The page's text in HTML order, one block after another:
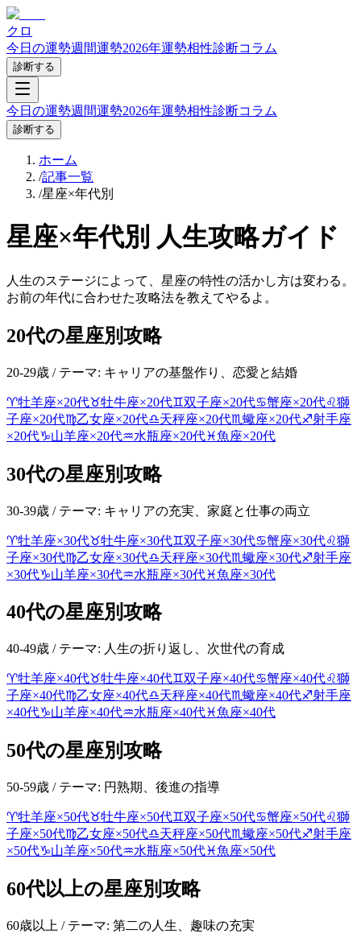
クロ
今日の運勢週間運勢2026年運勢相性診断コラム
診断する
今日の運勢週間運勢2026年運勢相性診断コラム
診断する
ホーム
/記事一覧
/星座×年代別
星座×年代別 人生攻略ガイド
人生のステージによって、星座の特性の活かし方は変わる。
お前の年代に合わせた攻略法を教えてやるよ。
20代の星座別攻略
20-29歳 / テーマ: キャリアの基盤作り、恋愛と結婚
♈牡羊座×20代♉牡牛座×20代♊双子座×20代♋蟹座×20代♌獅
子座×20代♍乙女座×20代♎天秤座×20代♏蠍座×20代♐射手座
×20代♑山羊座×20代♒水瓶座×20代♓魚座×20代
30代の星座別攻略
30-39歳 / テーマ: キャリアの充実、家庭と仕事の両立
♈牡羊座×30代♉牡牛座×30代♊双子座×30代♋蟹座×30代♌獅
子座×30代♍乙女座×30代♎天秤座×30代♏蠍座×30代♐射手座
×30代♑山羊座×30代♒水瓶座×30代♓魚座×30代
40代の星座別攻略
40-49歳 / テーマ: 人生の折り返し、次世代の育成
♈牡羊座×40代♉牡牛座×40代♊双子座×40代♋蟹座×40代♌獅
子座×40代♍乙女座×40代♎天秤座×40代♏蠍座×40代♐射手座
×40代♑山羊座×40代♒水瓶座×40代♓魚座×40代
50代の星座別攻略
50-59歳 / テーマ: 円熟期、後進の指導
♈牡羊座×50代♉牡牛座×50代♊双子座×50代♋蟹座×50代♌獅
子座×50代♍乙女座×50代♎天秤座×50代♏蠍座×50代♐射手座
×50代♑山羊座×50代♒水瓶座×50代♓魚座×50代
60代以上の星座別攻略
60歳以上 / テーマ: 第二の人生、趣味の充実